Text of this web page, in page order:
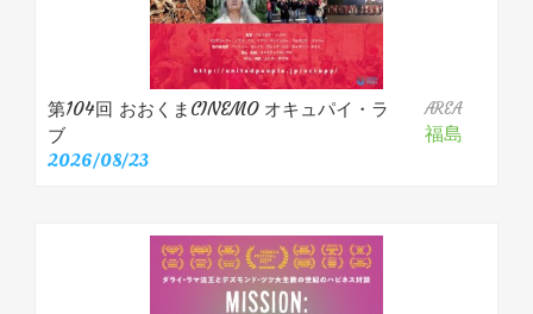
第104回 おおくまCINEMO オキュパイ・ラ
ブ
AREA
福島
2026/08/23